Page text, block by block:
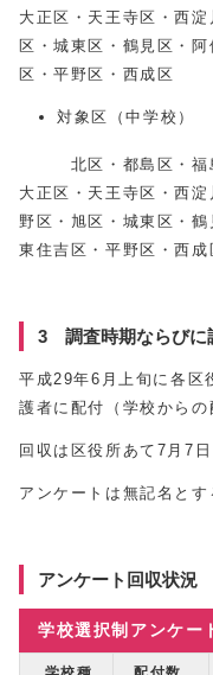
大正区・天王寺区・西
区・城東区・鶴見区・
区・平野区・西成区
対象区（中学校）
北区・都島区・福島
大正区・天王寺区・西
野区・旭区・城東区・鶴
東住吉区・平野区・西成
3 調査時期ならびに
平成29年6月上旬に各区
護者に配付（学校からの
回収は区役所あて7月7日
アンケートは無記名とす
アンケート回収状況
学校選択制アンケー